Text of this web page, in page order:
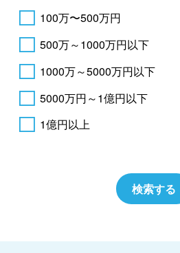
100万〜500万円
500万～1000万円以下
1000万～5000万円以下
5000万円～1億円以下
1億円以上